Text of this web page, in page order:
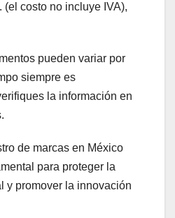
costo no incluye IVA),
pueden variar por
siempre es
la información en
de marcas en México
para proteger la
y promover la innovación